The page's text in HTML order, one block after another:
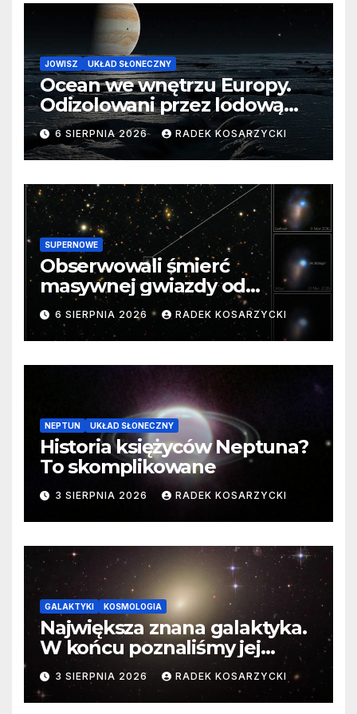
JOWISZ UKŁAD SŁONECZNY
Ocean we wnętrzu Europy.
Odizolowani przez lodową
barierę
6 SIERPNIA 2026 RADEK KOSARZYCKI
SUPERNOWE
Obserwowali śmierć
masywnej gwiazdy od
samego początku. Niezwykle
cenne dane
6 SIERPNIA 2026 RADEK KOSARZYCKI
NEPTUN UKŁAD SŁONECZNY
Historia księżyców Neptuna?
To skomplikowane
3 SIERPNIA 2026 RADEK KOSARZYCKI
GALAKTYKI KOSMOLOGIA
Największa znana galaktyka.
W końcu poznaliśmy jej
faktyczne wymiary
3 SIERPNIA 2026 RADEK KOSARZYCKI